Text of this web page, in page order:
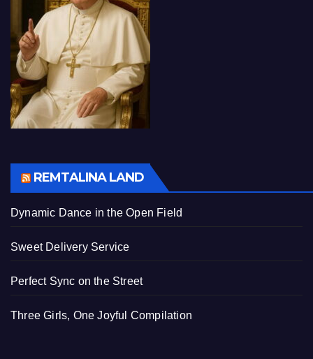
REMTALINA LAND
Dynamic Dance in the Open Field
Sweet Delivery Service
Perfect Sync on the Street
Three Girls, One Joyful Compilation